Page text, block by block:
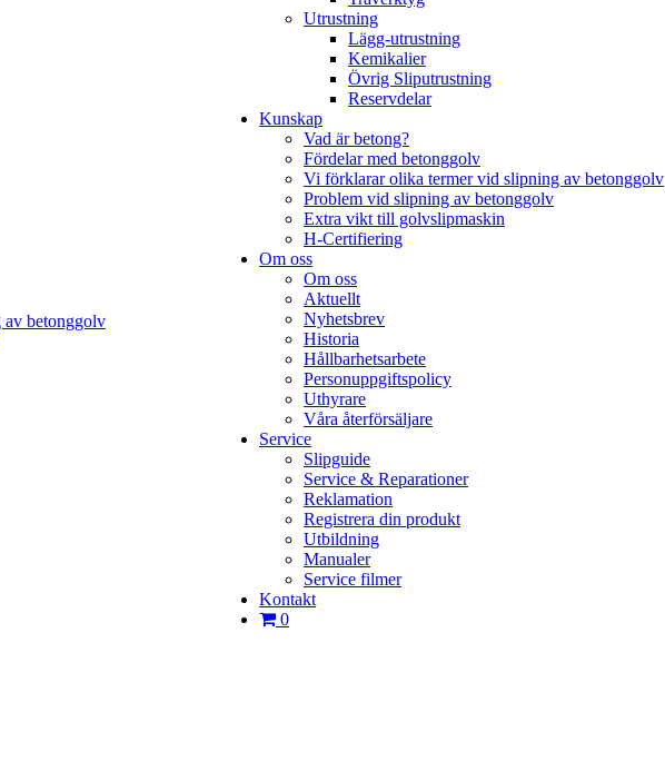
Utrustning
Lägg-utrustning
Kemikalier
Övrig Sliputrustning
Reservdelar
Kunskap
Vad är betong?
Fördelar med betonggolv
Vi förklarar olika termer vid slipning av betonggolv
Problem vid slipning av betonggolv
Extra vikt till golvslipmaskin
H-Certifiering
Om oss
Om oss
Aktuellt
Nyhetsbrev
Historia
Hållbarhetsarbete
Personuppgiftspolicy
Uthyrare
Våra återförsäljare
Service
Slipguide
Service & Reparationer
Reklamation
Registrera din produkt
Utbildning
Manualer
Service filmer
Kontakt
0
betonggolv